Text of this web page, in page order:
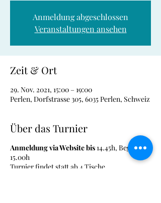
Anmeldung abgeschlossen
Veranstaltungen ansehen
Zeit & Ort
29. Nov. 2021, 15:00 – 19:00
Perlen, Dorfstrasse 305, 6035 Perlen, Schweiz
Über das Turnier
Anmeldung via Website bis14.45h, Beginn
15.00h
Turnier findet statt ab 4 Tische